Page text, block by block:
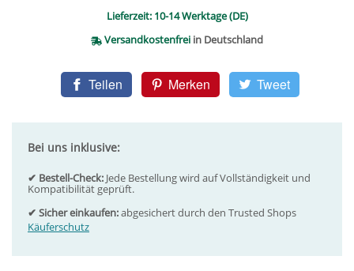
Lieferzeit:10-14 Werktage (DE)
Versandkostenfrei in Deutschland
Teilen Merken Tweet
Bei uns inklusive:
✔ Bestell-Check: Jede Bestellung wird auf Vollständigkeit und
Kompatibilität geprüft.
✔ Sicher einkaufen:abgesichert durch den Trusted Shops
Käuferschutz